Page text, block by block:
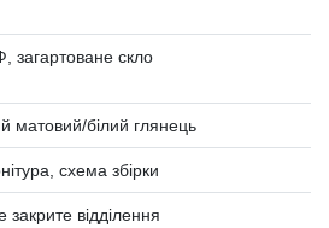
загартоване скло
матовий/білий глянець
схема збірки
закрите відділення